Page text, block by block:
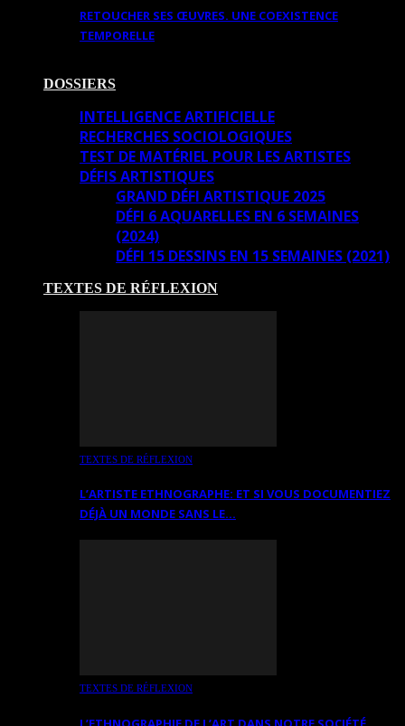
RETOUCHER SES ŒUVRES. UNE COEXISTENCE
TEMPORELLE
DOSSIERS
INTELLIGENCE ARTIFICIELLE
RECHERCHES SOCIOLOGIQUES
TEST DE MATÉRIEL POUR LES ARTISTES
DÉFIS ARTISTIQUES
GRAND DÉFI ARTISTIQUE 2025
DÉFI 6 AQUARELLES EN 6 SEMAINES
(2024)
DÉFI 15 DESSINS EN 15 SEMAINES (2021)
TEXTES DE RÉFLEXION
TEXTES DE RÉFLEXION
L’ARTISTE ETHNOGRAPHE: ET SI VOUS DOCUMENTIEZ
DÉJÀ UN MONDE SANS LE…
TEXTES DE RÉFLEXION